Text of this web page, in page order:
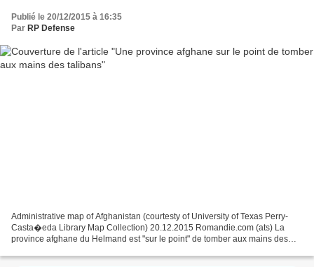
Publié le 20/12/2015 à 16:35
Par RP Defense
Administrative map of Afghanistan (courtesty of University of Texas Perry-
Casta�eda Library Map Collection) 20.12.2015 Romandie.com (ats) La
province afghane du Helmand est "sur le point" de tomber aux mains des